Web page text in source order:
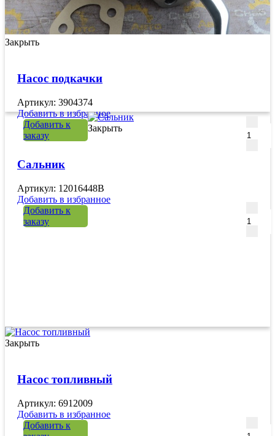
Закрыть
Насос подкачки
Артикул: 3904374
Добавить в избранное
Добавить к
заказу
Закрыть
Сальник
Артикул: 12016448B
Добавить в избранное
Добавить к
заказу
Закрыть
Насос топливный
Артикул: 6912009
Добавить в избранное
Добавить к